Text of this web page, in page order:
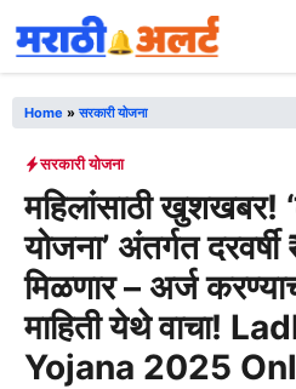
to
content
Home »सरकारी योजना
सरकारी योजना
महिलांसाठी खुशखबर!
योजना’ अंतर्गत
मिळणार – अर्ज
माहिती येथे वाचा!
Yojana 2025